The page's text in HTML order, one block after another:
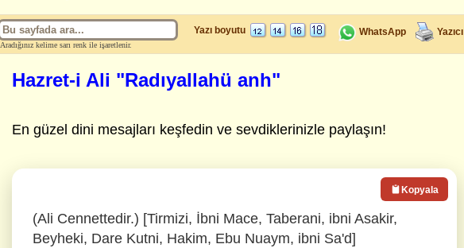
Aradığınız kelime sarı renk ile işaretlenir.
Yazı boyutu WhatsApp Yazıcı
Hazret-i Ali "Radıyallahü anh"
En güzel dini mesajları keşfedin ve sevdiklerinizle paylaşın!
(Ali Cennettedir.) [Tirmizi, İbni Mace, Taberani, ibni Asakir,
Beyheki, Dare Kutni, Hakim, Ebu Nuaym, ibni Sa'd]
Kopyala